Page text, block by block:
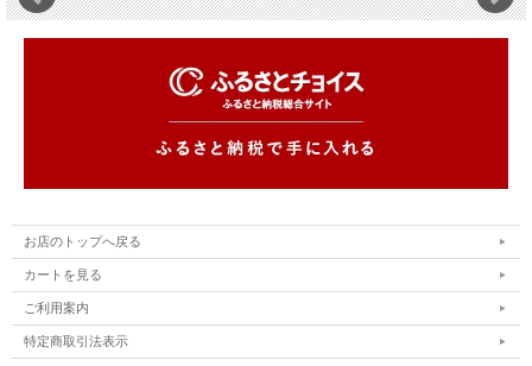
お店のトップへ戻る
カートを見る
ご利用案内
特定商取引法表示